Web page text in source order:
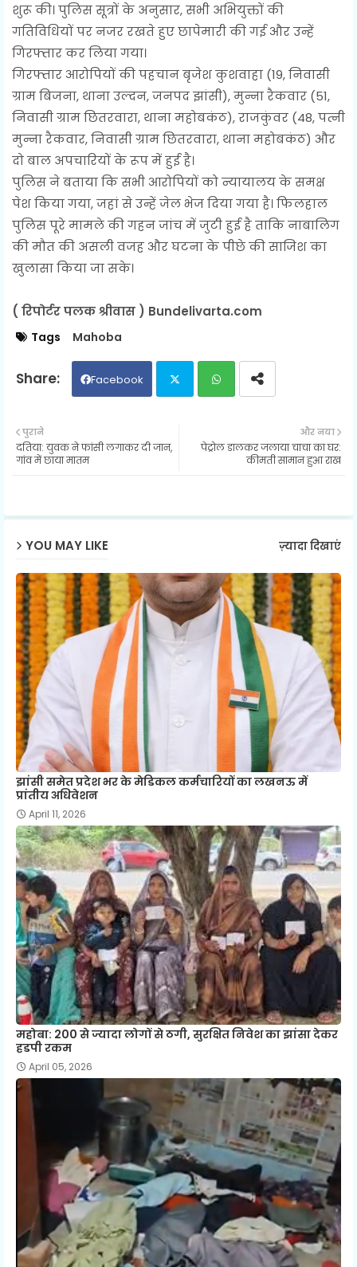
शुरू की। पुलिस सूत्रों के अनुसार, सभी अभियुक्तों की
गतिविधियों पर नजर रखते हुए छापेमारी की गई और उन्हें
गिरफ्तार कर लिया गया।
गिरफ्तार आरोपियों की पहचान बृजेश कुशवाहा (19, निवासी
ग्राम बिजना, थाना उल्दन, जनपद झांसी), मुन्ना रैकवार (51,
निवासी ग्राम छितरवारा, थाना महोबकंठ), राजकुंवर (48, पत्नी
मुन्ना रैकवार, निवासी ग्राम छितरवारा, थाना महोबकंठ) और
दो बाल अपचारियों के रूप में हुई है।
पुलिस ने बताया कि सभी आरोपियों को न्यायालय के समक्ष
पेश किया गया, जहां से उन्हें जेल भेज दिया गया है। फिलहाल
पुलिस पूरे मामले की गहन जांच में जुटी हुई है ताकि नाबालिग
की मौत की असली वजह और घटना के पीछे की साजिश का
खुलासा किया जा सके।
( रिपोर्टर पलक श्रीवास ) Bundelivarta.com
Tags Mahoba
Facebook
ter ats
p
और नया
पेट्रोल डालकर जलाया चाचा का घर:
कीमती सामान हुआ राख
पुराने
दतिया: युवक ने फांसी लगाकर दी जान,
गांव में छाया मातम
YOU MAY LIKE ज़्यादा दिखाएं
झांसी समेत प्रदेश भर के मेडिकल कर्मचारियों का लखनऊ में
प्रांतीय अधिवेशन
April 11, 2026
महोबा: 200 से ज्यादा लोगों से ठगी, सुरक्षित निवेश का झांसा देकर
हडपी रकम
April 05, 2026